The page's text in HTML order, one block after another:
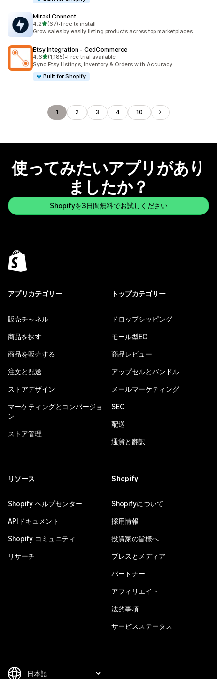
Mirakl Connect
4.25つ星中
(67)
合計レビュー数：67件
•Free to install
Grow sales by easily listing products across top marketplaces
Etsy Integration ‑ CedCommerce
4.65つ星中
(1,185)
合計レビュー数：1185件
•Free trial available
Sync Etsy Listings, Inventory & Orders with Accuracy
Built for Shopify
1 2 3 4 10
使ってみたいアプリがあり
ましたか？
Shopifyを3日間無料でお試しください
アプリカテゴリー
販売チャネル
商品を探す
商品を販売する
注文と配送
ストアデザイン
マーケティングとコンバージョ
ン
ストア管理
トップカテゴリー
ドロップシッピング
モール型EC
商品レビュー
アップセルとバンドル
メールマーケティング
SEO
配送
通貨と翻訳
リソース
Shopify ヘルプセンター
APIドキュメント
Shopify コミュニティ
リサーチ
Shopify
Shopifyについて
採用情報
投資家の皆様へ
プレスとメディア
パートナー
アフィリエイト
法的事項
サービスステータス